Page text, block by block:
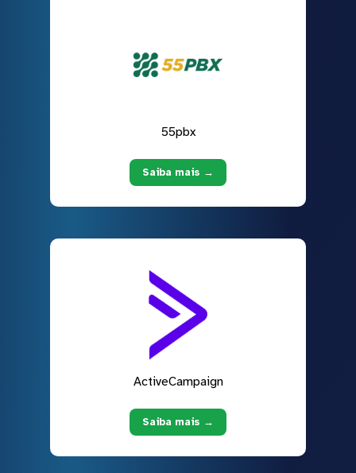
55pbx
Saiba mais →
ActiveCampaign
Saiba mais →